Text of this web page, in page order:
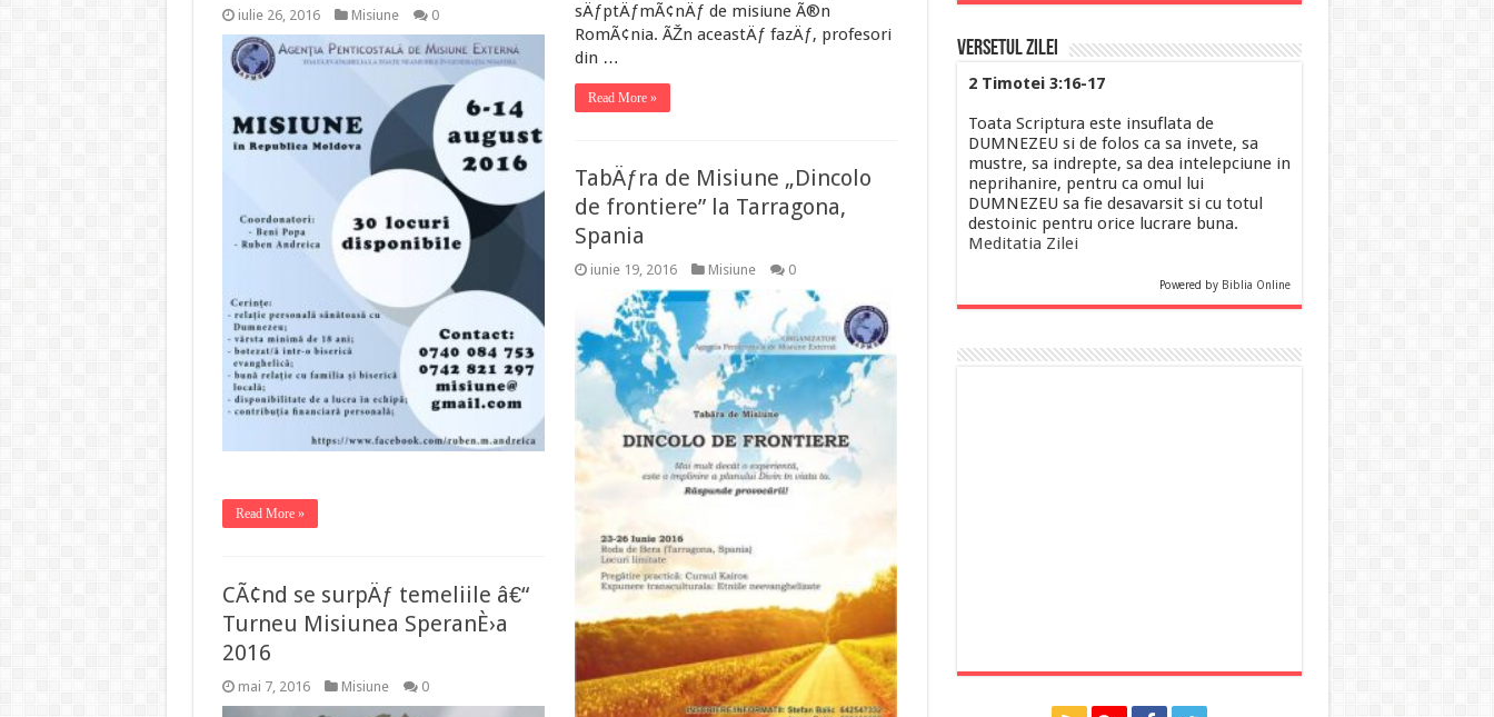
sÄƒptÄƒmÃ¢nÄƒ de misiune Ã®n
RomÃ¢nia. ÃŽn aceastÄƒ fazÄƒ, profesori
din …
Read More »
iulie 26, 2016 Misiune 0
Read More »
TabÄƒra de Misiune „Dincolo
de frontiere” la Tarragona,
Spania
iunie 19, 2016 Misiune 0
CÃ¢nd se surpÄƒ temeliile â€“
Turneu Misiunea SperanÈ›a
2016
mai 7, 2016 Misiune 0
Versetul Zilei
2 Timotei 3:16-17
Toata Scriptura este insuflata de
DUMNEZEU si de folos ca sa invete, sa
mustre, sa indrepte, sa dea intelepciune in
neprihanire, pentru ca omul lui
DUMNEZEU sa fie desavarsit si cu totul
destoinic pentru orice lucrare buna.
Meditatia Zilei
Powered by Biblia Online